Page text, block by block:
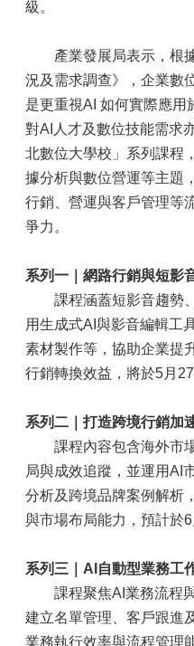
級。
產業發展局表示，根據
況及需求調查》，企業數
是更重視AI 如何實際應用
對AI人才及數位技能需求
北數位大學校」系列課程
據分析與數位營運等主題
行銷、營運與客戶管理等
爭力。
系列一｜網路行銷與短影
課程涵蓋短影音趨勢、
用生成式AI與影音編輯工
素材製作等，協助企業提
行銷轉換效益，將於5月27
系列二｜打造跨境行銷加
課程內容包含海外市場
局與成效追蹤，並運用AI
分析及跨境品牌案例解析
與市場布局能力，預計於6
系列三｜ AI 自動型業務工
課程聚焦AI業務流程與
建立名單管理、客戶跟進
業務執行效率與流程管理